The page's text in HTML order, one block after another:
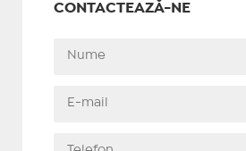
CONTACTEAZĂ-NE